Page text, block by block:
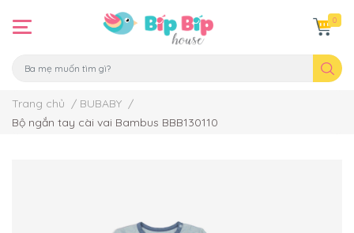
0
Trang chủ / BUBABY /
Bộ ngắn tay cài vai Bambus BBB130110